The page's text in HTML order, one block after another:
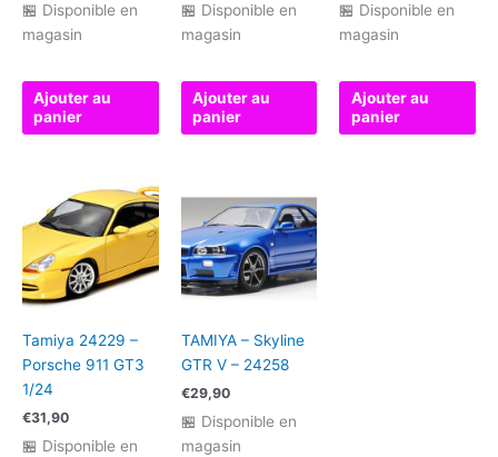
🏪 Disponible en
magasin
Ajouter au
panier
🏪 Disponible en
magasin
Ajouter au
panier
🏪 Disponible en
magasin
Ajouter au
panier
Tamiya 24229 –
Porsche 911 GT3
1/24
€31,90
🏪 Disponible en
TAMIYA – Skyline
GTR V – 24258
€29,90
🏪 Disponible en
magasin